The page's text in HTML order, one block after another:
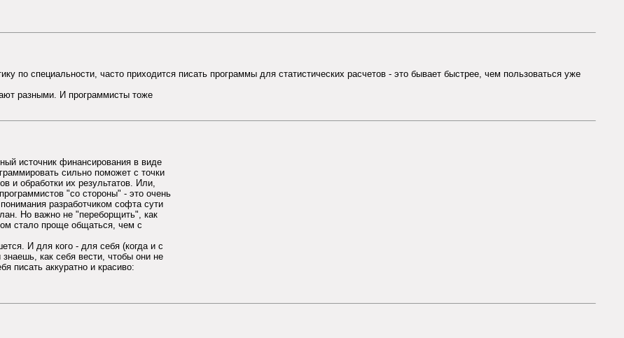
по специальности, часто приходится писать программы для статистических расчетов - это бывает быстрее, чем пользоваться уже
разными. И программисты тоже
источник финансирования в виде
сильно поможет с точки
и обработки их результатов. Или,
"со стороны" - это очень
разработчиком софта сути
Но важно не "переборщить", как
стало проще общаться, чем с
И для кого - для себя (когда и с
как себя вести, чтобы они не
писать аккуратно и красиво: